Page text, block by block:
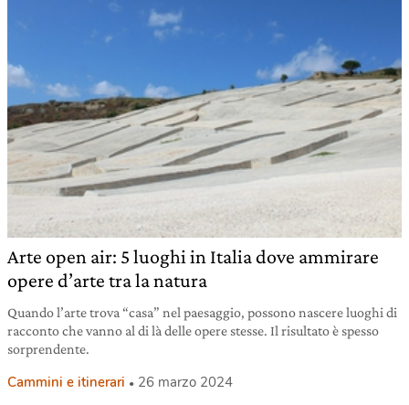
Arte open air: 5 luoghi in Italia dove ammirare
opere d’arte tra la natura
Quando l’arte trova “casa” nel paesaggio, possono nascere luoghi di
racconto che vanno al di là delle opere stesse. Il risultato è spesso
sorprendente.
Cammini e itinerari 26 marzo 2024